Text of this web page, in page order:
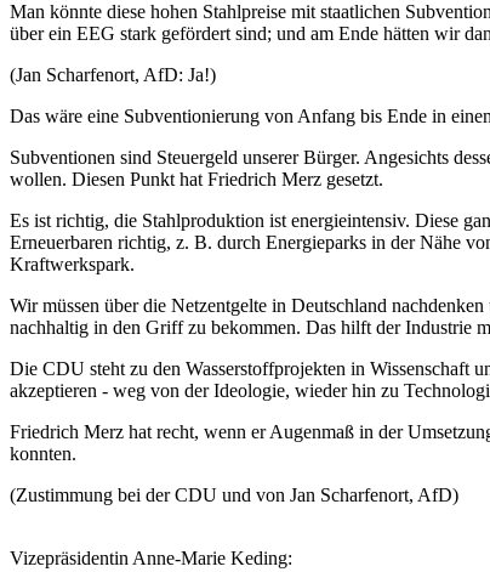
Man könnte diese hohen Stahlpreise mit staatlichen
über ein EEG stark gefördert sind; und am Ende hätten wir
(Jan Scharfenort, AfD: Ja!)
Das wäre eine Subventionierung von Anfang bis Ende in
Subventionen sind Steuergeld unserer Bürger. Angesichts
wollen. Diesen Punkt hat Friedrich Merz gesetzt.
Es ist richtig, die Stahlproduktion ist energieintensiv. Diese
Erneuerbaren richtig, z. B. durch Energieparks in der Nähe
Kraftwerkspark.
Wir müssen über die Netzentgelte in Deutschland
nachhaltig in den Griff zu bekommen. Das hilft der Industrie
Die CDU steht zu den Wasserstoffprojekten in Wissenschaft
akzeptieren - weg von der Ideologie, wieder hin zu
Friedrich Merz hat recht, wenn er Augenmaß in der
konnten.
(Zustimmung bei der CDU und von Jan Scharfenort, AfD)
Vizepräsidentin Anne-Marie Keding: